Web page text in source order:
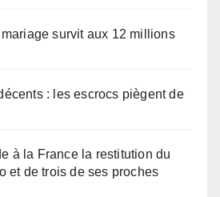
survit aux 12 millions
: les escrocs piègent de
à la France la restitution du
et de trois de ses proches